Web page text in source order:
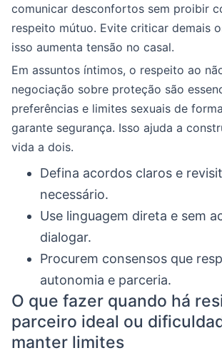
comunicar desconfortos sem proibir
respeito mútuo. Evite criticar demais
isso aumenta tensão no casal.
Em assuntos íntimos, o respeito ao
negociação sobre proteção são
preferências e limites sexuais de
garante segurança. Isso ajuda a
vida a dois.
Defina acordos claros e
necessário.
Use linguagem direta e sem
dialogar.
Procurem consensos que
autonomia e parceria.
O que fazer quando há
parceiro ideal ou
manter limites